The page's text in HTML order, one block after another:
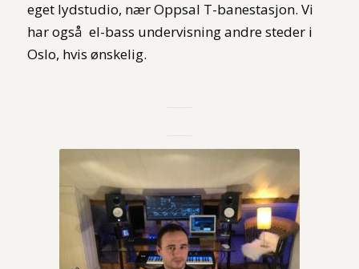
eget lydstudio, nær Oppsal T-banestasjon. Vi
har også el-bass undervisning andre steder i
Oslo, hvis ønskelig.